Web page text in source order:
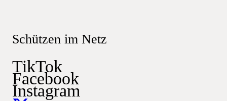
Schützen im Netz
TikTok
Facebook
Instagram